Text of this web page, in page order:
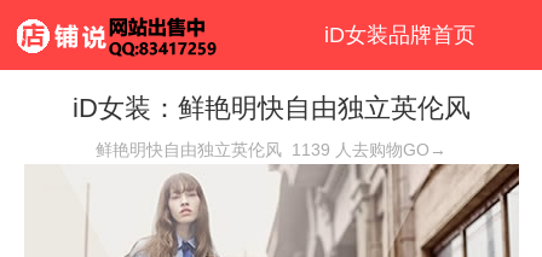
iD女装品牌首页
iD女装：鲜艳明快自由独立英伦风
鲜艳明快自由独立英伦风 1139 人去购物GO→